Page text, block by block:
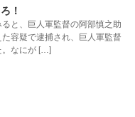
！
と、巨人軍監督の阿部慎之助
容疑で逮捕され、巨人軍監督
。なにが […]